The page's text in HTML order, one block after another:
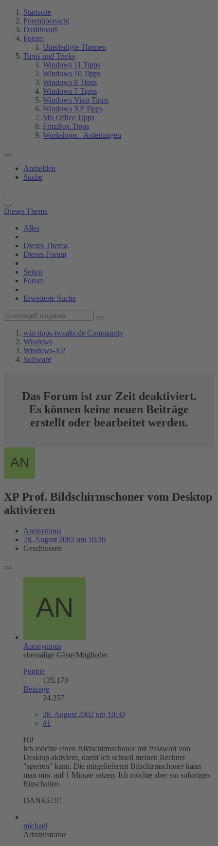
Startseite
Forenübersicht
Dashboard
Forum
Unerledigte Themen
Tipps und Tricks
Windows 11 Tipps
Windows 10 Tipps
Windows 8 Tipps
Windows 7 Tipps
Windows Vista Tipps
Windows XP Tipps
MS Office Tipps
FritzBox Tipps
Workshops - Anleitungen
Anmelden
Suche
Dieses Thema
Alles
Dieses Thema
Dieses Forum
Seiten
Forum
Erweiterte Suche
win-tipps-tweaks.de Community
Windows
Windows-XP
Software
Das Forum ist zur Zeit deaktiviert.
Es können keine neuen Beiträge
erstellt oder bearbeitet werden.
XP Prof. Bildschirmschoner vom Desktop
aktivieren
Anonymous
28. August 2002 um 10:30
Geschlossen
Anonymous
ehemalige Gäste/Mitglieder
Punkte
135.170
Beiträge
24.257
28. August 2002 um 10:30
#1
Hi!
Ich möchte einen Bildschirmschoner mit Passwort von
Desktop aktiviern, damit ich schnell meinen Rechner
"sperren" kann. Die mitgelieferten Bilschirmschoner kann
man min. auf 1 Minute setzen. Ich möchte aber ein sofortiges
Einschalten.
DANKE!!!!
michael
Administrator